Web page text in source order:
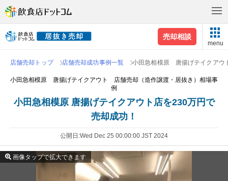
売却相談
menu
店舗売却トップ 店舗売却成功事例一覧 小田急相模原 唐揚げテイクアウ
小田急相模原 唐揚げテイクアウト 店舗売却（造作譲渡・居抜き）相場事
例
小田急相模原 唐揚げテイクアウト店を230万円で
売却成功！
公開日 Wed Dec 25 00:00:00 JST 2024
画像タップで拡大できます